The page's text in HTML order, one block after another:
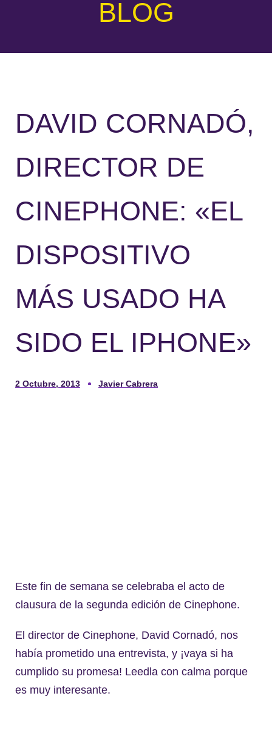
BLOG
DAVID CORNADÓ,
DIRECTOR DE
CINEPHONE: «EL
DISPOSITIVO
MÁS USADO HA
SIDO EL IPHONE»
2 Octubre, 2013 Javier Cabrera
Este fin de semana se celebraba el acto de
clausura de la segunda edición de Cinephone.
El director de Cinephone, David Cornadó, nos
había prometido una entrevista, y ¡vaya si ha
cumplido su promesa! Leedla con calma porque
es muy interesante.